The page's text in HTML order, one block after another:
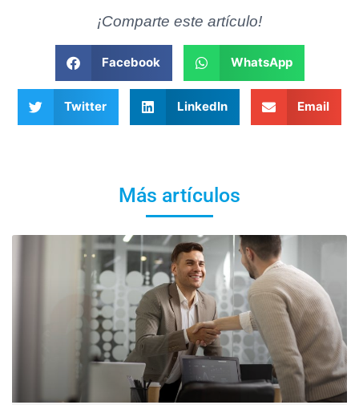
¡Comparte este artículo!
Facebook WhatsApp
Twitter LinkedIn Email
Más artículos